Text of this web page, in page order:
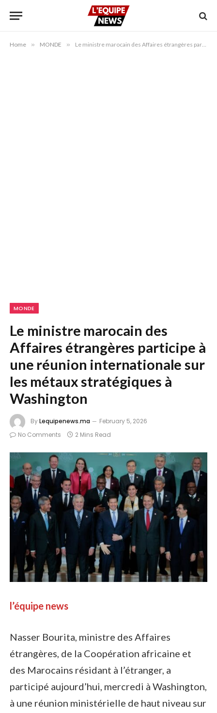
Home » MONDE » Le ministre marocain des Affaires étrangères participe à une réunion internationale sur les métaux stratégiques à Washington
MONDE
Le ministre marocain des
Affaires étrangères participe à
une réunion internationale sur
les métaux stratégiques à
Washington
ByLequipenews.ma
February 5, 2026
No Comments
2 Mins Read
l’équipe news
Nasser Bourita, ministre des Affaires
étrangères, de la Coopération africaine et
des Marocains résidant à l’étranger, a
participé aujourd’hui, mercredi à Washington,
à une réunion ministérielle de haut niveau sur